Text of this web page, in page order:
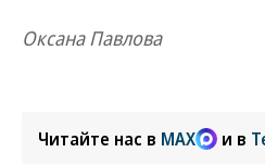
Оксана Павлова
Читайте нас в MAX и в